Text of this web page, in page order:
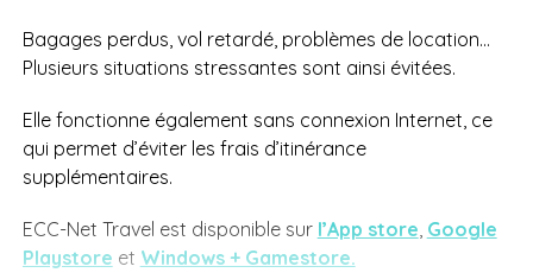
Bagages perdus, vol retardé, problèmes de location…
Plusieurs situations stressantes sont ainsi évitées.
Elle fonctionne également sans connexion Internet, ce
qui permet d’éviter les frais d’itinérance
supplémentaires.
ECC-Net Travel est disponible sur l’App store Google
Playstore et Windows + Gamestore.